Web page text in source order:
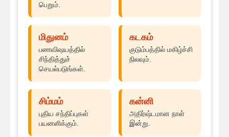
பெறும்.
மிதுனம்
பணவிஷயத்தில்
சிந்தித்துச்
செயல்படுங்கள்.
கடகம்
குடும்பத்தில் மகிழ்ச்சி
நிலவும்.
சிம்மம்
புதிய சந்திப்புகள்
பயனளிக்கும்.
கன்னி
அதிர்ஷ்டமான நாள்
இன்று.